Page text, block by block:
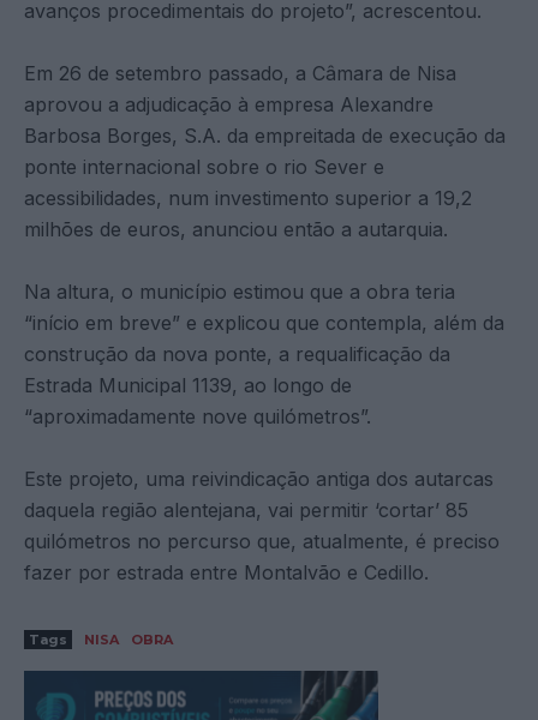
avanços procedimentais do projeto”, acrescentou.
Em 26 de setembro passado, a Câmara de Nisa
aprovou a adjudicação à empresa Alexandre
Barbosa Borges, S.A. da empreitada de execução da
ponte internacional sobre o rio Sever e
acessibilidades, num investimento superior a 19,2
milhões de euros, anunciou então a autarquia.
Na altura, o município estimou que a obra teria
“início em breve” e explicou que contempla, além da
construção da nova ponte, a requalificação da
Estrada Municipal 1139, ao longo de
“aproximadamente nove quilómetros”.
Este projeto, uma reivindicação antiga dos autarcas
daquela região alentejana, vai permitir ‘cortar’ 85
quilómetros no percurso que, atualmente, é preciso
fazer por estrada entre Montalvão e Cedillo.
Tags NISA OBRA